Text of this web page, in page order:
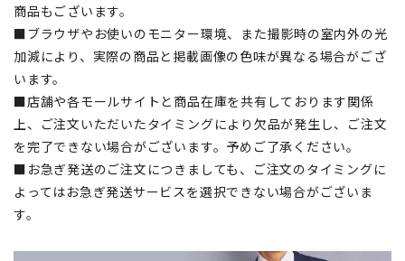
商品もございます。
■ブラウザやお使いのモニター環境、また撮影時の室内外の光
加減により、実際の商品と掲載画像の色味が異なる場合がござ
います。
■店舗や各モールサイトと商品在庫を共有しております関係
上、ご注文いただいたタイミングにより欠品が発生し、ご注文
を完了できない場合がございます。予めご了承ください。
■お急ぎ発送のご注文につきましても、ご注文のタイミングに
よってはお急ぎ発送サービスを選択できない場合がございま
す。